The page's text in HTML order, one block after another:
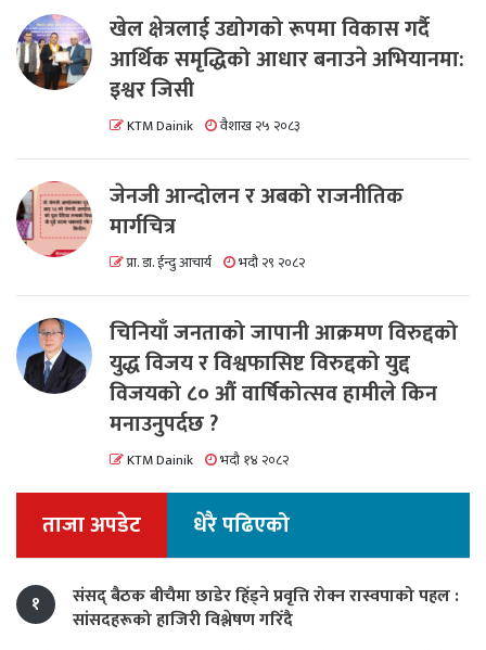
खेल क्षेत्रलाई उद्योगको रूपमा विकास गर्दै
आर्थिक समृद्धिको आधार बनाउने अभियानमा:
इश्वर जिसी
KTM Dainik वैशाख २५ २०८३
जेनजी आन्दोलन र अबको राजनीतिक
मार्गचित्र
प्रा. डा. ईन्दु आचार्य भदौ २९ २०८२
चिनियाँ जनताको जापानी आक्रमण विरुद्दको
युद्ध विजय र विश्वफासिष्ट विरुद्दको युद्द
विजयको ८० औं वार्षिकोत्सव हामीले किन
मनाउनुपर्दछ ?
KTM Dainik भदौ १४ २०८२
ताजा अपडेट धेरै पढिएको
१
संसद् बैठक बीचैमा छाडेर हिँड्ने प्रवृत्ति रोक्न रास्वपाको पहल :
सांसदहरूको हाजिरी विश्लेषण गरिँदै